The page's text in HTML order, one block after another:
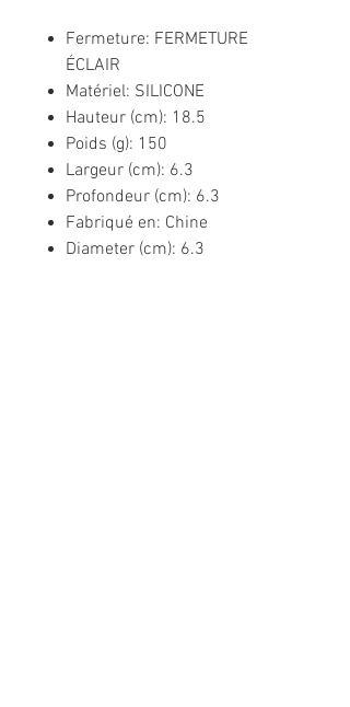
Fermeture: FERMETURE
ÉCLAIR
Matériel: SILICONE
Hauteur (cm): 18.5
Poids (g): 150
Largeur (cm): 6.3
Profondeur (cm): 6.3
Fabriqué en: Chine
Diameter (cm): 6.3